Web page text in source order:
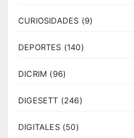
CURIOSIDADES (9)
DEPORTES (140)
DICRIM (96)
DIGESETT (246)
DIGITALES(50)